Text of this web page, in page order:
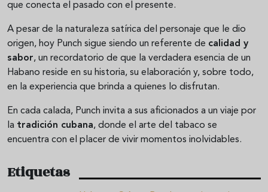
que conecta el pasado con el presente.
A pesar de la naturaleza satírica del personaje que le dio
origen, hoy Punch sigue siendo un referente de calidad y
sabor, un recordatorio de que la verdadera esencia de un
Habano reside en su historia, su elaboración y, sobre todo,
en la experiencia que brinda a quienes lo disfrutan.
En cada calada, Punch invita a sus aficionados a un viaje por
la tradición cubana, donde el arte del tabaco se
encuentra con el placer de vivir momentos inolvidables.
Etiquetas